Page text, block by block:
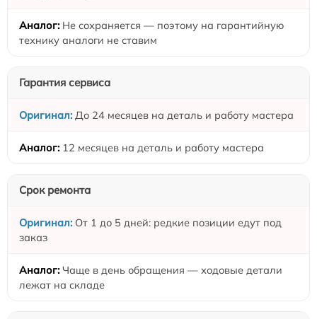
Не сохраняется — поэтому на гарантийную
технику аналоги не ставим
Гарантия сервиса
До 24 месяцев на деталь и работу мастера
12 месяцев на деталь и работу мастера
Срок ремонта
От 1 до 5 дней: редкие позиции едут под
заказ
Чаще в день обращения — ходовые детали
лежат на складе